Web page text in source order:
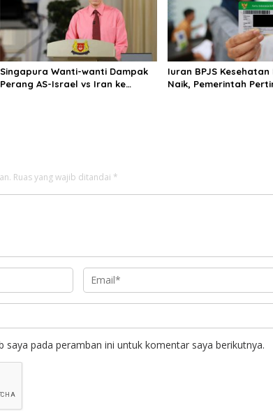
Singapura Wanti-wanti Dampak
Perang AS-Israel vs Iran ke
Iuran BPJS
Naik, Pemerintah
Ruas yang wajib ditandai *
saya pada peramban ini untuk komentar saya berikutnya.